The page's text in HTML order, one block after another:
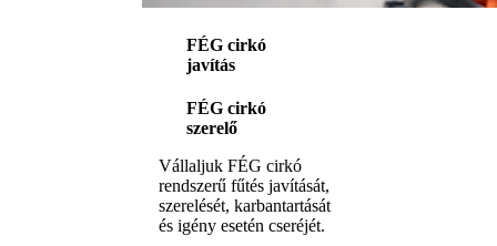
FÉG cirkó
javítás
FÉG cirkó
szerelő
Vállaljuk FÉG cirkó
rendszerű fűtés javítását,
szerelését, karbantartását
és igény esetén cseréjét.